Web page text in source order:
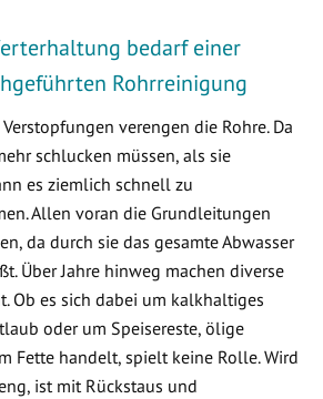
bedarf einer
Rohrreinigung
verengen die Rohre. Da
schlucken müssen, als sie
es ziemlich schnell zu
Allen voran die Grundleitungen
da durch sie das gesamte Abwasser
Über Jahre hinweg machen diverse
Ob es sich dabei um kalkhaltiges
oder um Speisereste, ölige
Fette handelt, spielt keine Rolle. Wird
ist mit Rückstaus und